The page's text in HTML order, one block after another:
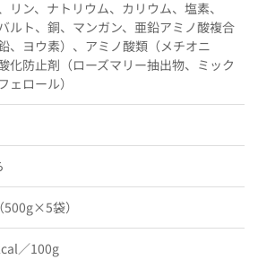
リン、ナトリウム、カリウム、塩素、
ルト、銅、マンガン、亜鉛アミノ酸複合
、ヨウ素）、アミノ酸類（メチオニ
化防止剤（ローズマリー抽出物、ミック
ェロール）
袋）
／100g